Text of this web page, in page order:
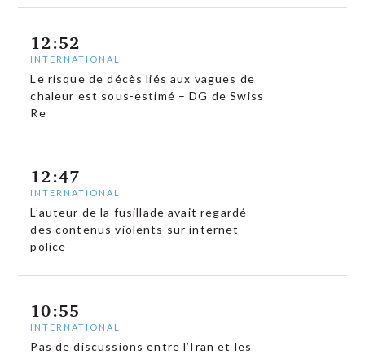
12:52
INTERNATIONAL
Le risque de décès liés aux vagues de
chaleur est sous-estimé – DG de Swiss
Re
12:47
INTERNATIONAL
L’auteur de la fusillade avait regardé
des contenus violents sur internet –
police
10:55
INTERNATIONAL
Pas de discussions entre l’Iran et les